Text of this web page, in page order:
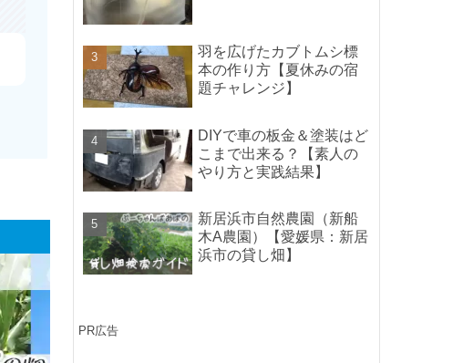
羽を広げたカブトムシ標
本の作り方【夏休みの宿
題チャレンジ】
DIYで車の板金＆塗装はど
こまで出来る？【素人の
やり方と実践結果】
新居浜市自然農園（新船
木A農園）【愛媛県：新居
浜市の貸し畑】
PR広告